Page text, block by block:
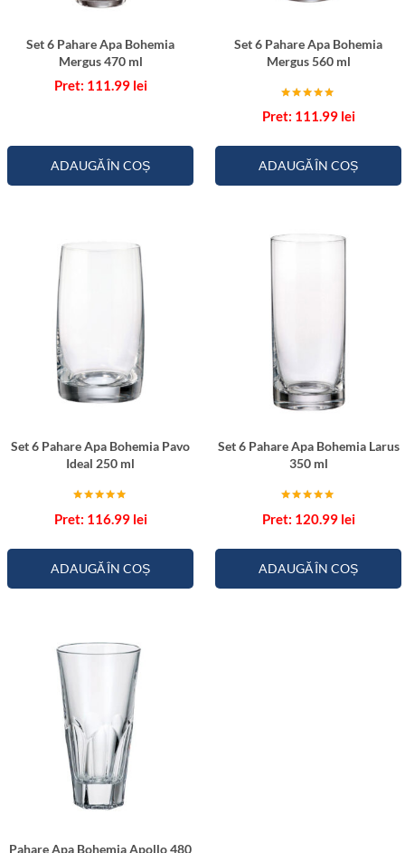
s
3
m
l
Set 6 Pahare Apa Bohemia
Mergus 470 ml
111.99 lei
ADAUGĂ ÎN COȘ
Set 6 Pahare Apa Bohemia
Mergus 560 ml
5.00
111.99 lei
ADAUGĂ ÎN COȘ
Set 6 Pahare Apa Bohemia Pavo
Ideal 250 ml
5.00
116.99 lei
ADAUGĂ ÎN COȘ
Set 6 Pahare Apa Bohemia Larus
350 ml
5.00
120.99 lei
ADAUGĂ ÎN COȘ
Pahare Apa Bohemia Apollo 480